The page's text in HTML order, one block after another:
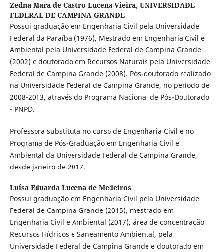
Zedna Mara de Castro Lucena Vieira, UNIVERSIDADE
FEDERAL DE CAMPINA GRANDE
Possui graduação em Engenharia Civil pela Universidade
Federal da Paraíba (1976), Mestrado em Engenharia Civil e
Ambiental pela Universidade Federal de Campina Grande
(2002) e doutorado em Recursos Naturais pela Universidade
Federal de Campina Grande (2008). Pós-doutorado realizado
na Universidade Federal de Campina Grande, no período de
2008-2013, através do Programa Nacional de Pós-Doutorado
- PNPD.
Professora substituta no curso de Engenharia Civil e no
Programa de Pós-Graduação em Engenharia Civil e
Ambiental da Universidade Federal de Campina Grande,
desde janeiro de 2017.
Luísa Eduarda Lucena de Medeiros
Possui graduação em Engenharia Civil pela Universidade
Federal de Campina Grande (2015), mestrado em
Engenharia Civil e Ambiental (2017), área de concentração
Recursos Hídricos e Saneamento Ambiental, pela
Universidade Federal de Campina Grande e doutorado em